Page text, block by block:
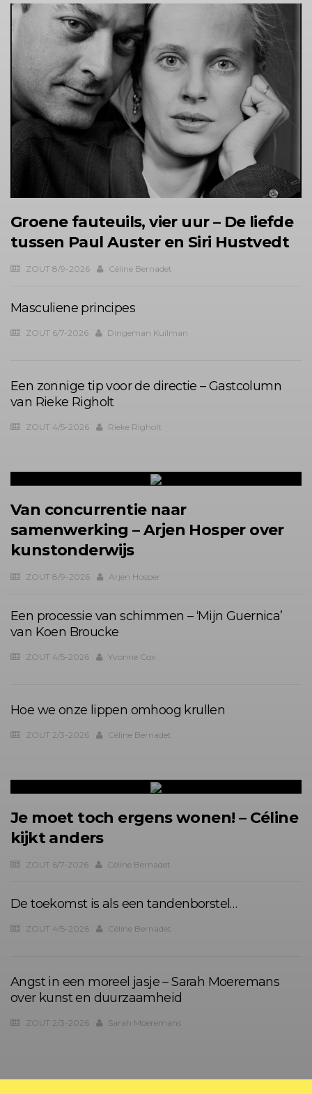
Groene fauteuils, vier uur – De liefde
tussen Paul Auster en Siri Hustvedt
ZOUT 8/9-2026 Céline Bernadet
Masculiene principes
ZOUT 6/7-2026 Dingeman Kuilman
Een zonnige tip voor de directie – Gastcolumn
van Rieke Righolt
ZOUT 4/5-2026 Rieke Righolt
Van concurrentie naar
samenwerking – Arjen Hosper over
kunstonderwijs
ZOUT 8/9-2026 Arjen Hosper
Een processie van schimmen – ‘Mijn Guernica’
van Koen Broucke
ZOUT 4/5-2026 Yvonne Cox
Hoe we onze lippen omhoog krullen
ZOUT 2/3-2026 Céline Bernadet
Je moet toch ergens wonen! – Céline
kijkt anders
ZOUT 6/7-2026 Céline Bernadet
De toekomst is als een tandenborstel…
ZOUT 4/5-2026 Céline Bernadet
Angst in een moreel jasje – Sarah Moeremans
over kunst en duurzaamheid
ZOUT 2/3-2026 Sarah Moeremans